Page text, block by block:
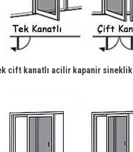
cift kanatlı acilir kapanir sineklik